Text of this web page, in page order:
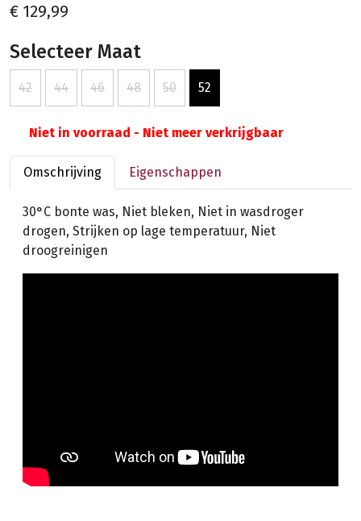
€ 129,99
Selecteer Maat
42 44 46 48 50 52
Niet in voorraad - Niet meer verkrijgbaar
Omschrijving Eigenschappen
30°C bonte was, Niet bleken, Niet in wasdroger
drogen, Strijken op lage temperatuur, Niet
droogreinigen